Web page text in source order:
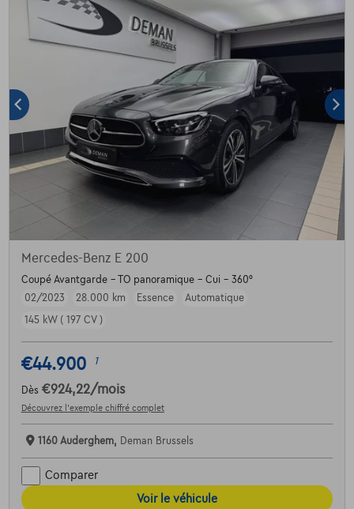
Mercedes-Benz E 200
Coupé Avantgarde - TO panoramique - Cui - 360°
02/2023
28.000 km Essence
Automatique
145 kW ( 197 CV )
€44.900 1
Dès €924,22/mois
Découvrez l’exemple chiffré complet
1160 Auderghem, Deman Brussels
Comparer
Voir le véhicule